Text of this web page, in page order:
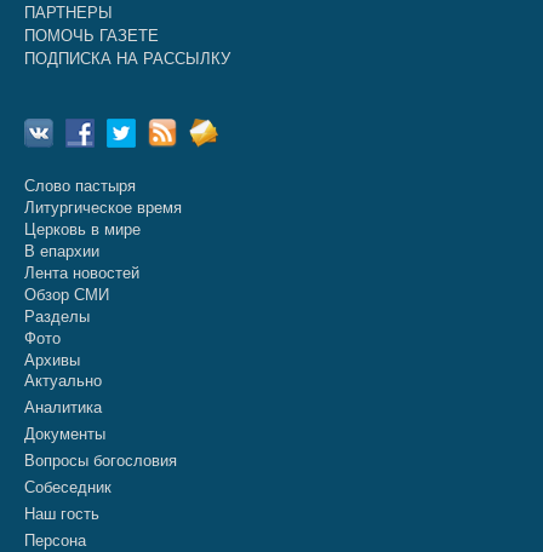
ПАРТНЕРЫ
ПОМОЧЬ ГАЗЕТЕ
ПОДПИСКА НА РАССЫЛКУ
Слово пастыря
Литургическое время
Церковь в мире
В епархии
Лента новостей
Обзор СМИ
Разделы
Фото
Архивы
Актуально
Аналитика
Документы
Вопросы богословия
Собеседник
Наш гость
Персона